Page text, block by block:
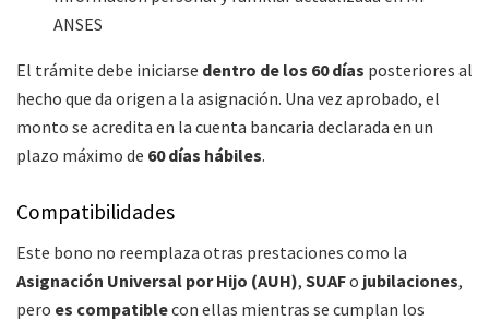
ANSES
El trámite debe iniciarse dentro de los 60 días posteriores al
hecho que da origen a la asignación. Una vez aprobado, el
monto se acredita en la cuenta bancaria declarada en un
plazo máximo de 60 días hábiles.
Compatibilidades
Este bono no reemplaza otras prestaciones como la
Asignación Universal por Hijo (AUH), SUAFo jubilaciones,
pero es compatiblecon ellas mientras se cumplan los